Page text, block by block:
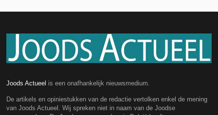
Joods Actueel is een onafhankelijk nieuwsmedium.
De artikels en opiniestukken van de redactie vertolken enkel de mening
van Joods Actueel. Wij spreken niet in naam van de Joodse